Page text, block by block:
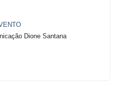
Dione Santana